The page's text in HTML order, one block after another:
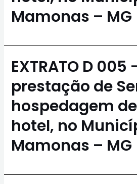
Mamonas – MG
EXTRATO D 005
prestação de
hospedagem
hotel, no
Mamonas – MG